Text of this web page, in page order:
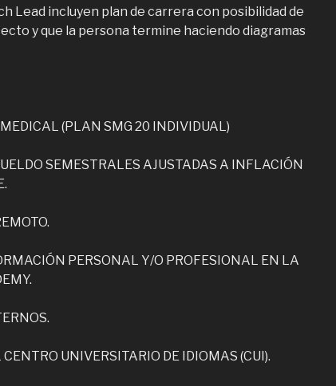
Lead incluyen plan de carrera con posibilidad de
y que la persona termine haciendo diagramas
(PLAN SMG 20 INDIVIDUAL)
SEMESTRALES AJUSTADAS A INFLACIÓN
PERSONAL Y/O PROFESIONAL EN LA
UNIVERSITARIO DE IDIOMAS (CUI).